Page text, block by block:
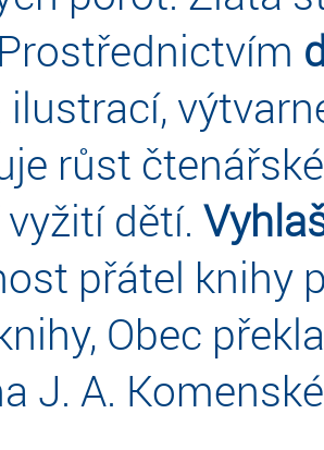
Prostřednictvím
růst
dětí.
přátel knihy
Obec
J. A.